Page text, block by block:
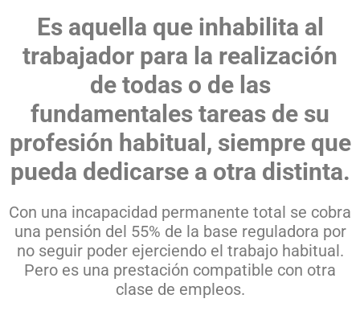
Es aquella que inhabilita al
trabajador para la realización
de todas o de las
fundamentales tareas de su
profesión habitual, siempre que
pueda dedicarse a otra distinta.
Con una incapacidad permanente total se cobra
una pensión del 55% de la base reguladora por
no seguir poder ejerciendo el trabajo habitual.
Pero es una prestación compatible con otra
clase de empleos.